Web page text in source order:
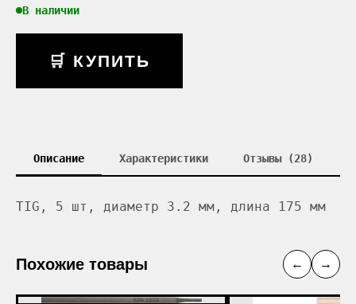
В наличии
🛒 КУПИТЬ
Описание Характеристики Отзывы (28)
TIG, 5 шт, диаметр 3.2 мм, длина 175 мм
Похожие товары ← →